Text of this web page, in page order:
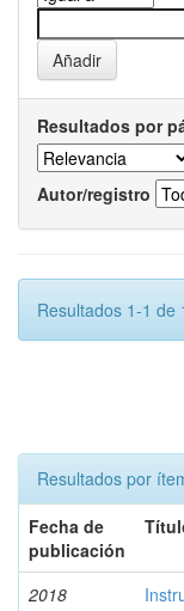
Resultados por
Autor/registro
Resultados 1-1 de
Resultados por
Fecha de
publicación
2018